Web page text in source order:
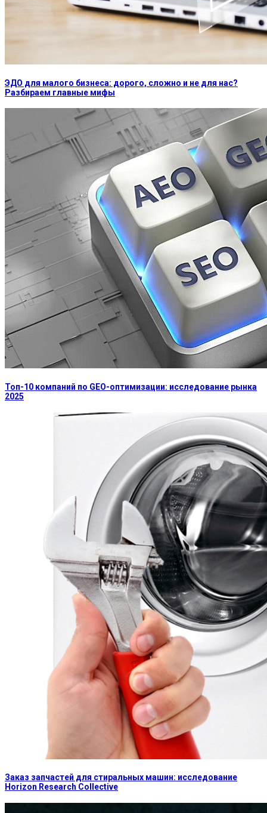
ЭДО для малого бизнеса: дорого, сложно и не для нас?
Разбираем главные мифы
Топ-10 компаний по GEO-оптимизации: исследование рынка
2025
Заказ запчастей для стиральных машин: исследование
Horizon Research Collective